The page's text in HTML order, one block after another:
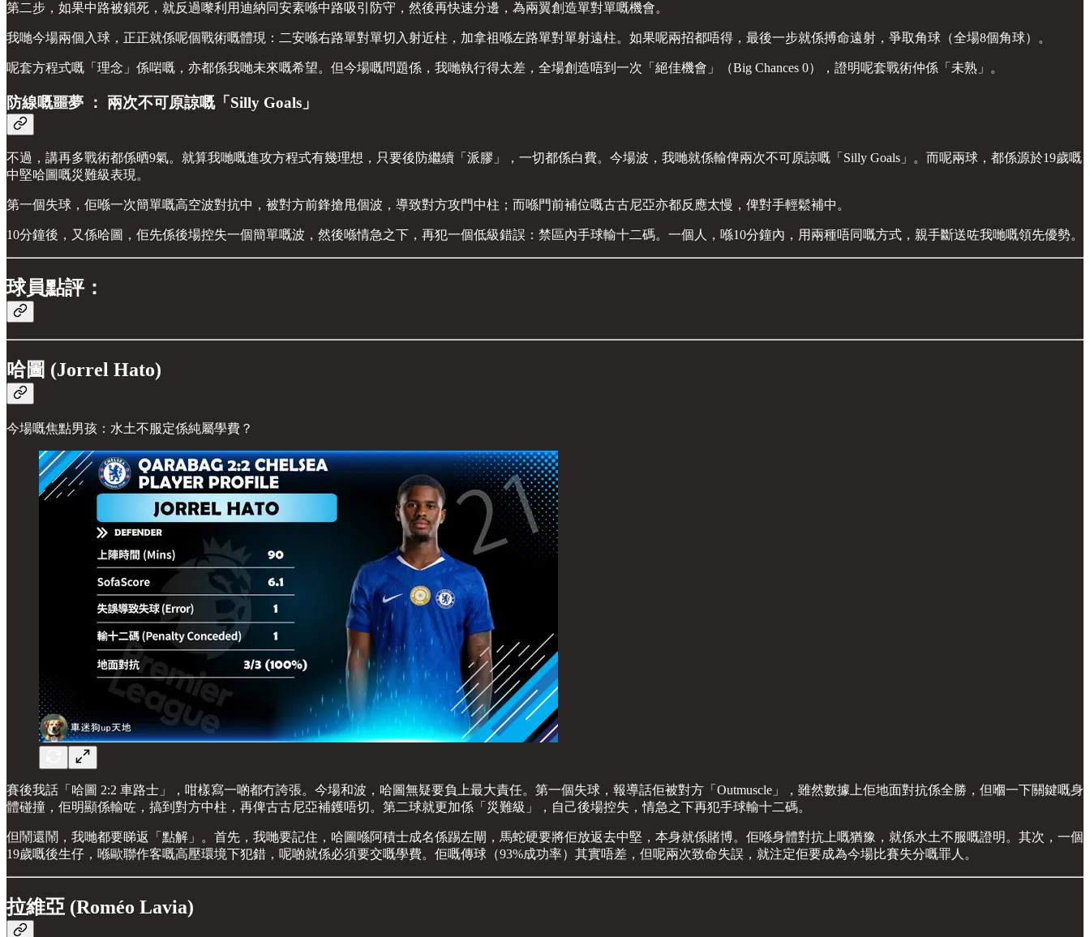
第二步，如果中路被鎖死，就反過嚟利用迪納同安素喺中路吸引防守，然後再快速分邊，為兩翼創造單對單嘅機會。
我哋今場兩個入球，正正就係呢個戰術嘅體現：二安喺右路單對單切入射近柱，加拿祖喺左路單對單射遠柱。如果呢兩招都唔得，最後一步就係搏命遠射，爭取角球（全場8個角球）。
呢套方程式嘅「理念」係啱嘅，亦都係我哋未來嘅希望。但今場嘅問題係，我哋執行得太差，全場創造唔到一次「絕佳機會」（Big Chances 0），證明呢套戰術仲係「未熟」。
防線嘅噩夢 ： 兩次不可原諒嘅「Silly Goals」
不過，講再多戰術都係晒9氣。就算我哋嘅進攻方程式有幾理想，只要後防繼續「派膠」，一切都係白費。今場波，我哋就係輸俾兩次不可原諒嘅「Silly Goals」。而呢兩球，都係源於19歲嘅
中堅哈圖嘅災難級表現。
第一個失球，佢喺一次簡單嘅高空波對抗中，被對方前鋒搶甩個波，導致對方攻門中柱；而喺門前補位嘅古古尼亞亦都反應太慢，俾對手輕鬆補中。
10分鐘後，又係哈圖，佢先係後場控失一個簡單嘅波，然後喺情急之下，再犯一個低級錯誤：禁區內手球輸十二碼。一個人，喺10分鐘內，用兩種唔同嘅方式，親手斷送咗我哋嘅領先優勢。
球員點評：
哈圖 (Jorrel Hato)
今場嘅焦點男孩：水土不服定係純屬學費？
賽後我話「哈圖 2:2 車路士」，咁樣寫一啲都冇誇張。今場和波，哈圖無疑要負上最大責任。第一個失球，報導話佢被對方「Outmuscle」，雖然數據上佢地面對抗係全勝，但嗰一下關鍵嘅身
體碰撞，佢明顯係輸咗，搞到對方中柱，再俾古古尼亞補鑊唔切。第二球就更加係「災難級」，自己後場控失，情急之下再犯手球輸十二碼。
但鬧還鬧，我哋都要睇返「點解」。首先，我哋要記住，哈圖喺阿積士成名係踢左閘，馬蛇硬要將佢放返去中堅，本身就係賭博。佢喺身體對抗上嘅猶豫，就係水土不服嘅證明。其次，一個
19歲嘅後生仔，喺歐聯作客嘅高壓環境下犯錯，呢啲就係必須要交嘅學費。佢嘅傳球（93%成功率）其實唔差，但呢兩次致命失誤，就注定佢要成為今場比賽失分嘅罪人。
拉維亞 (Roméo Lavia)